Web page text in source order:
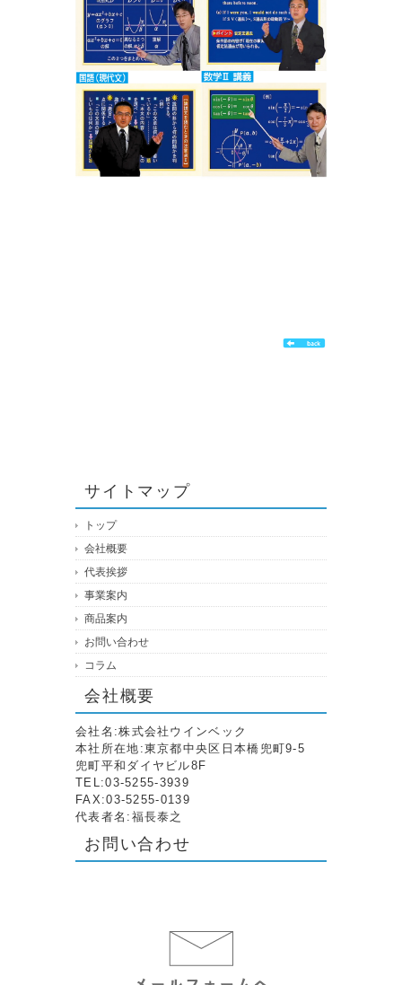
サイトマップ
トップ
会社概要
代表挨拶
事業案内
商品案内
お問い合わせ
コラム
会社概要
会社名:株式会社ウインベック
本社所在地:東京都中央区日本橋兜町9-5
兜町平和ダイヤビル8F
TEL:03-5255-3939
FAX:03-5255-0139
代表者名:福長泰之
お問い合わせ